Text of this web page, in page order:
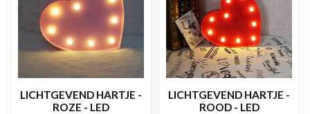
LICHTGEVEND HARTJE -
ROZE - LED
LICHTGEVEND HARTJE -
ROOD - LED